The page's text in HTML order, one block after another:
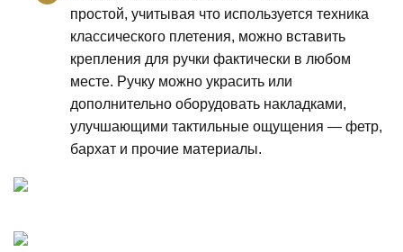
простой, учитывая что используется техника
классического плетения, можно вставить
крепления для ручки фактически в любом
месте. Ручку можно украсить или
дополнительно оборудовать накладками,
улучшающими тактильные ощущения — фетр,
бархат и прочие материалы.